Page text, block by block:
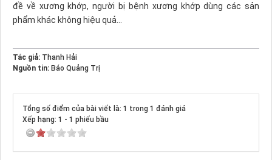
đề về xương khớp, người bị bệnh xương khớp dùng các sản
phẩm khác không hiệu quả…
Tác giả: Thanh Hải
Nguồn tin: Báo Quảng Trị
Tổng số điểm của bài viết là: 1 trong 1 đánh giá
Xếp hạng: 1 - 1 phiếu bầu